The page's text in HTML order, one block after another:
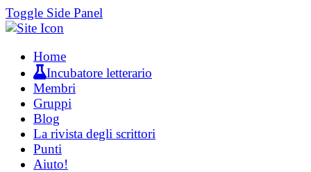
Toggle Side Panel
Home
Incubatore letterario
Membri
Gruppi
Blog
La rivista degli scrittori
Punti
Aiuto!